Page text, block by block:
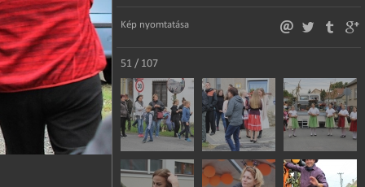
Kép nyomtatása
51 / 107